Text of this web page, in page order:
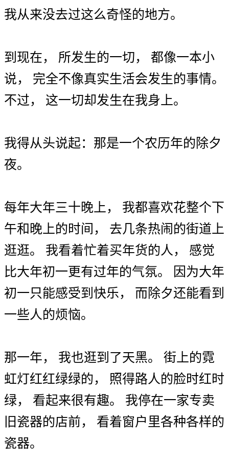
我从来没去过这么奇怪的地方。
到 现在， 所发生的一切， 都像一本小
说， 完全不像真实生活会发生的事情。
不过， 这一切却发生在我身上。
我得从头说起： 那是一个农历年的除夕
夜。
每年大年三十晚上 ， 我都喜欢花整个 下
午和 晚上的时间 ， 去几条热闹 的街道 上
逛逛。 我看着忙着买年货的人 ，
感觉
比大年初一更有过年的气氛。 因为大年
初一只能感受到 快乐， 而 除夕还能看到
一些人的烦恼。
那一年， 我也逛到 了天黑。 街上的霓
虹灯红红绿绿的， 照得路人的脸时红时
绿， 看起来很有趣。 我停在一家专卖
旧瓷器的店前， 看着窗户 里各种各样的
瓷器。